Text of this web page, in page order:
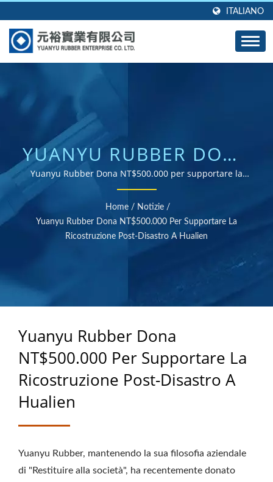
ITALIANO
YUANYU RUBBER DONA
NT$500.000 PER
SUPPORTARE LA
RICOSTRUZIONE POST-
DISASTRO A HUALIEN |
ESPERIENZA COME
PRODUTTORE DI
PRODOTTI IN GOMMA
SU MISURA
Yuanyu Rubber Dona NT$500.000 per supportare la
ricostruzione post-disastro a Hualien | Fornitore di parti
in gomma certificate ISO e RoHS
Home / Notizie /
Yuanyu Rubber Dona NT$500.000 Per Supportare La
Ricostruzione Post-Disastro A Hualien
Yuanyu Rubber Dona
NT$500.000 Per Supportare La
Ricostruzione Post-Disastro A
Hualien
Yuanyu Rubber, mantenendo la sua filosofia aziendale
di "Restituire alla società", ha recentemente donato